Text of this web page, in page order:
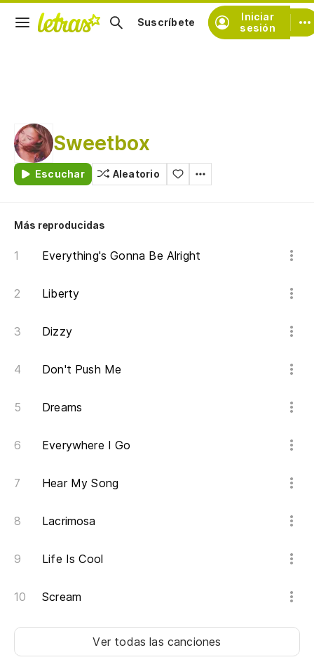
Iniciar
sesión
Suscríbete
Sweetbox
Escuchar Aleatorio
Más reproducidas
Everything's Gonna Be Alright
Liberty
Dizzy
Don't Push Me
Dreams
Everywhere I Go
Hear My Song
Lacrimosa
Life Is Cool
Scream
Ver todas las canciones